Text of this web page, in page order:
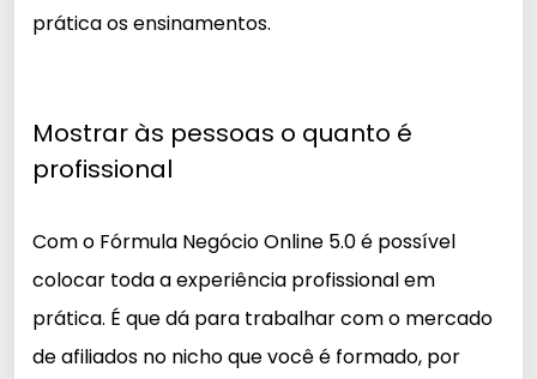
prática os ensinamentos.
Mostrar às pessoas o quanto é
profissional
Com o Fórmula Negócio Online 5.0 é possível
colocar toda a experiência profissional em
prática. É que dá para trabalhar com o mercado
de afiliados no nicho que você é formado, por